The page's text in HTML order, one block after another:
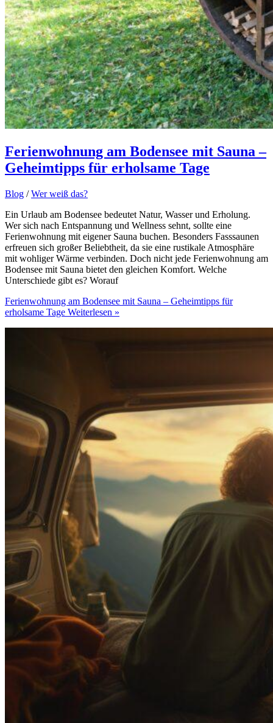
Ferienwohnung am Bodensee mit Sauna –
Geheimtipps für erholsame Tage
Blog /Wer weiß das?
Ein Urlaub am Bodensee bedeutet Natur, Wasser und Erholung.
Wer sich nach Entspannung und Wellness sehnt, sollte eine
Ferienwohnung mit eigener Sauna buchen. Besonders Fasssaunen
erfreuen sich großer Beliebtheit, da sie eine rustikale Atmosphäre
mit wohliger Wärme verbinden. Doch nicht jede Ferienwohnung am
Bodensee mit Sauna bietet den gleichen Komfort. Welche
Unterschiede gibt es? Worauf
Ferienwohnung am Bodensee mit Sauna – Geheimtipps für
erholsame Tage Weiterlesen »